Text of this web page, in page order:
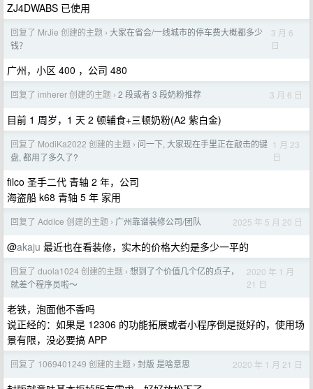
ZJ4DWABS 已使用
回复了 MrJie 创建的主题 › 大家在省会/一线城市的停车费大概都多少
钱？
3 月 6
日
广州，小区 400 ，公司 480
回复了 imherer 创建的主题 › 2 段或者 3 段奶粉推荐 3 月 6 日
目前 1 周岁，1 天 2 顿辅食+三顿奶粉(A2 紫白金)
回复了 ModiKa2022 创建的主题 › 问一下, 大家现在手里正在敲击的键
盘, 都用了多久了?
1 月 23
日
filco 圣手二代 青轴 2 年，公司
海盗船 k68 青轴 5 年 家用
回复了 AddIce 创建的主题 › 广州靠谱装修公司/团队 2025 年 5 月 20 日
@akaju 最近也在看装修，实木的价格大约是多少一平的
回复了 duola1024 创建的主题 › 想到了个价值几个亿的点子，
就差个程序员啦～
2020 年 1 月
21 日
老铁，泡面他不香吗
说正经的：如果是 12306 的功能拓展或者小程序倒是挺好的，使用场
景有限，没必要搞 APP
回复了 1069401249 创建的主题 › 封版 是啥意思 2020 年 1 月 21 日